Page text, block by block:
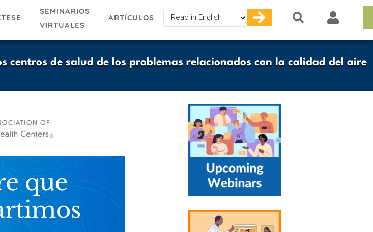
SEMINARIOS
VIRTUALES
ARTÍCULOS
Select
your
centros de salud de los problemas relacionados con la calidad del aire